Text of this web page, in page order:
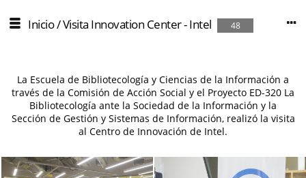
Inicio/Visita Innovation Center - Intel 48
La Escuela de Bibliotecología y Ciencias de la Información a
través de la Comisión de Acción Social y el Proyecto ED-320 La
Bibliotecología ante la Sociedad de la Información y la
Sección de Gestión y Sistemas de Información, realizó la visita
al Centro de Innovación de Intel.